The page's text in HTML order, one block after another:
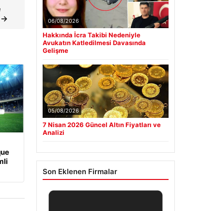
→
06/08/2026
Hakkında İcra Takibi Nedeniyle
Avukatın Katledilmesi Davasında
Gelişme
05/08/2026
7 Nisan 2026 Güncel Altın Fiyatları ve
Analizi
Son Eklenen Firmalar